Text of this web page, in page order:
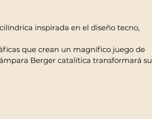
inspirada en el diseño tecno,
que crean un magnífico juego de
Berger catalítica transformará su